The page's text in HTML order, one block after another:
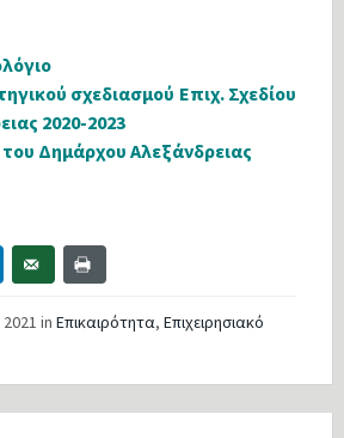
σχεδιασμού Επιχ. Σχεδίου
2020-2023
Δημάρχου Αλεξάνδρειας
in Επικαιρότητα, Επιχειρησιακό